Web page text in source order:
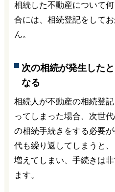
相続した不動産について
合には、相続登記をして
ん。
次の相続が発生した
なる
相続人が不動産の相続登
ってしまった場合、次世
の相続手続きをする必要
代も繰り返してしまうと
増えてしまい、手続きは
ます。